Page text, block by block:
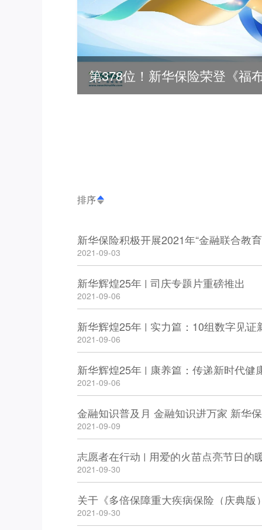
排序
新华保险积极开展2021年“金融联合教
2021-09-03
新华辉煌25年 | 司庆专题片重磅推出
2021-09-06
新华辉煌25年 | 实力篇：10组数字见证
2021-09-06
新华辉煌25年 | 康养篇：传递新时代健
2021-09-06
2021-09-09
志愿者在行动 | 用爱的火苗点亮节日的
2021-09-30
2021-09-30